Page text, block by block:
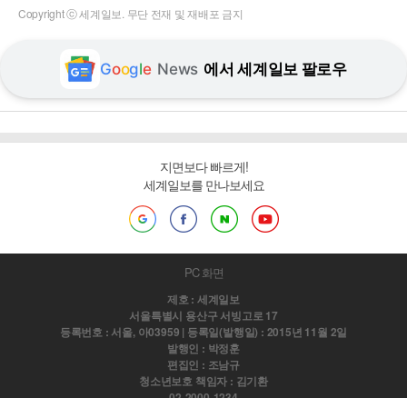
Copyright ⓒ 세계일보. 무단 전재 및 재배포 금지
Google News 에서 세계일보 팔로우
지면보다 빠르게!
세계일보를 만나보세요
PC 화면
제호 : 세계일보
서울특별시 용산구 서빙고로 17
등록번호 : 서울, 아03959 | 등록일(발행일) : 2015년 11월 2일
발행인 : 박정훈
편집인 : 조남규
청소년보호 책임자 : 김기환